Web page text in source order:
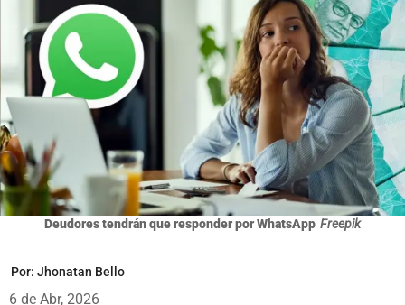
Deudores tendrán que responder por WhatsApp Freepik
Por: Jhonatan Bello
6 de Abr, 2026